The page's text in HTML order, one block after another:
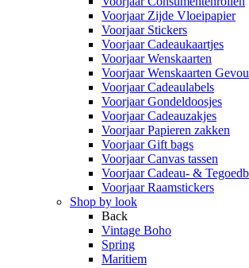
Voorjaar Zijde Vloeipapier
Voorjaar Stickers
Voorjaar Cadeaukaartjes
Voorjaar Wenskaarten
Voorjaar Wenskaarten
Voorjaar Cadeaulabels
Voorjaar Gondeldoosjes
Voorjaar Cadeauzakjes
Voorjaar Papieren zakken
Voorjaar Gift bags
Voorjaar Canvas tassen
Voorjaar Cadeau- &
Voorjaar Raamstickers
Shop by look
Back
Vintage Boho
Spring
Maritiem